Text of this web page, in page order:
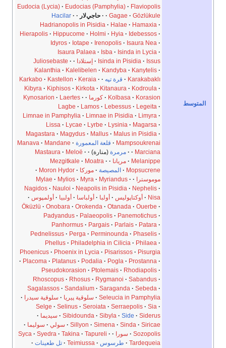
Eudocia (Lycia)
Eudocias (Pamphylia)
Gagae
حاجي‌لار
Hacilar
Hadrianopolis in Pisidia
Halae
Hierapolis
Hippucome Holmi Hyia
Idyros
Iotape Irenopolis
Isaura Palaea
Isba
Isinda in Lycia
Isinda in Pisidia
إستلادا
Juliosebaste
Kalanthia
Kalelibelen Kandyba
قرة تپه Karkabo Kastellon
Keraia
Kibyra
Kiphisos Kirkota Kitanaura
Kolbasa
كورما Kynosarion
Laertes
Lagbe
Lamos Lebessus
Legeita
Limnae in Pamphylia
Limnae in Pisidia
Lissa
Lycae Lyrbe Lysinia
Magastara
Magydus Mallus
Malus in Pisidia
Mampsoukrenai
قلعة المعمورة Manava
Mandane
مرمرة(منارة) Mastaura
Meloë
مريانا Mezgitkale
Moatra
المصيصة موركا
Moron Hydor
Mylae Mylios Myra
Myriandus
Nagidos
Nauloi Neapolis in Pisidia
أوكتاپوليس أولبا أولباسا أولبيا
أولمپوس
Öküzlü
Onobara Orokenda Otanada
Padyandus
Palaeopolis
Panemotichus
Panhormus
Pargais Parlais
Pednelissus
Perga Perminounda
Phellus
Philadelphia in Cilicia
Phoenicus
Phoenix in Lycia Pisarissos
Placoma
Platanus Podalia Pogla
Pseudokorasion
Ptolemais
Rhoscopus
Rhosus Rygmanoi
Sagalassos
Sandalium Saraganda
Seleucia in Pamphylia
سلوقية پيريا
سلوقية سيدرا
Selge
Selinus Seroiata Serraepolis
Sibidounda
Sibyla
سيديما
Sillyon
Simena سولي
سوليما
سورا Syca Syedra Takina
Tapureli
طرسوس Teimiussa
تل طعينات